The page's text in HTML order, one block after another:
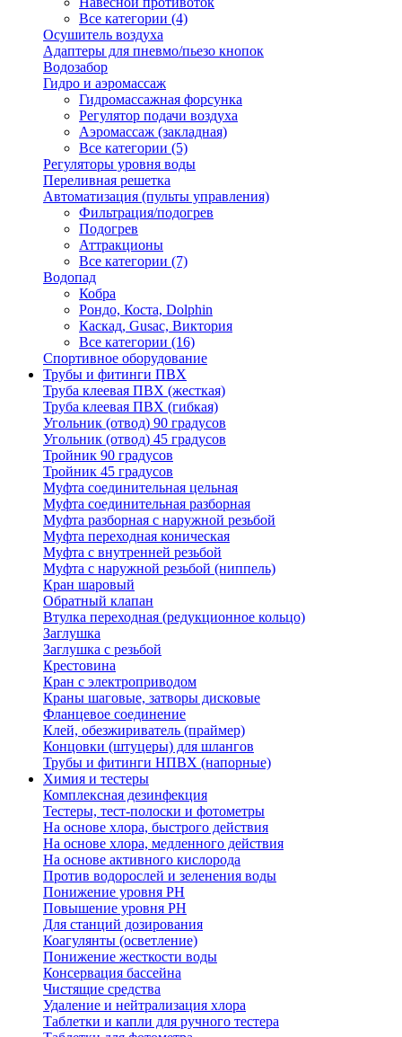
Все категории (4)
Осушитель воздуха
Адаптеры для пневмо/пьезо кнопок
Водозабор
Гидро и аэромассаж
Гидромассажная форсунка
Регулятор подачи воздуха
Аэромассаж (закладная)
Все категории (5)
Регуляторы уровня воды
Переливная решетка
Автоматизация (пульты управления)
Фильтрация/подогрев
Подогрев
Аттракционы
Все категории (7)
Водопад
Кобра
Рондо, Коста, Dolphin
Каскад, Gusac, Виктория
Все категории (16)
Спортивное оборудование
Трубы и фитинги ПВХ
Труба клеевая ПВХ (жесткая)
Труба клеевая ПВХ (гибкая)
Угольник (отвод) 90 градусов
Угольник (отвод) 45 градусов
Тройник 90 градусов
Тройник 45 градусов
Муфта соединительная цельная
Муфта соединительная разборная
Муфта разборная с наружной резьбой
Муфта переходная коническая
Муфта с внутренней резьбой
Муфта с наружной резьбой (ниппель)
Кран шаровый
Обратный клапан
Втулка переходная (редукционное кольцо)
Заглушка
Заглушка с резьбой
Крестовина
Кран с электроприводом
Краны шаговые, затворы дисковые
Фланцевое соединение
Клей, обезжириватель (праймер)
Концовки (штуцеры) для шлангов
Трубы и фитинги НПВХ (напорные)
Химия и тестеры
Комплексная дезинфекция
Тестеры, тест-полоски и фотометры
На основе хлора, быстрого действия
На основе хлора, медленного действия
На основе активного кислорода
Против водорослей и зеленения воды
Понижение уровня РН
Повышение уровня РН
Для станций дозирования
Коагулянты (осветление)
Понижение жесткости воды
Консервация бассейна
Чистящие средства
Удаление и нейтрализация хлора
Таблетки и капли для ручного тестера